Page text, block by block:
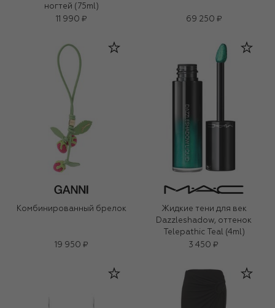
ногтей (75ml)
11 990 ₽
69 250 ₽
Комбинированный брелок
19 950 ₽
Жидкие тени для век
Dazzleshadow, оттенок
Telepathic Teal (4ml)
3 450 ₽